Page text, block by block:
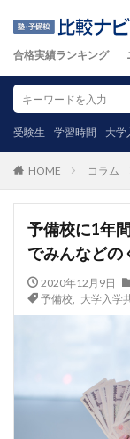
合格実績ランキング
受験生 学習時間 大学
HOME コラム
予備校に1年
でみんなどの
2020年12月9日
予備校
大学入学